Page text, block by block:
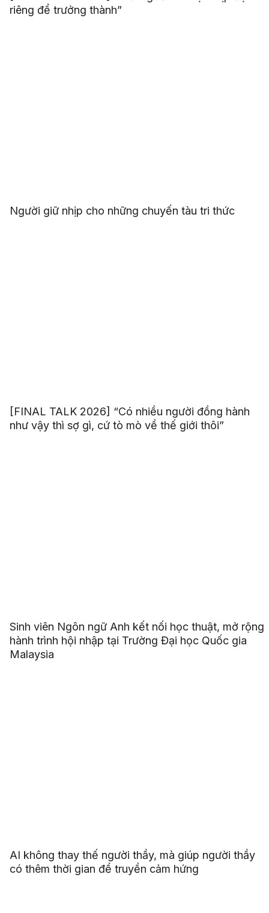
riêng để trưởng thành”
Người giữ nhịp cho những chuyến tàu tri thức
[FINAL TALK 2026] “Có nhiều người đồng hành
như vậy thì sợ gì, cứ tò mò về thế giới thôi”
Sinh viên Ngôn ngữ Anh kết nối học thuật, mở rộng
hành trình hội nhập tại Trường Đại học Quốc gia
Malaysia
AI không thay thế người thầy, mà giúp người thầy
có thêm thời gian để truyền cảm hứng